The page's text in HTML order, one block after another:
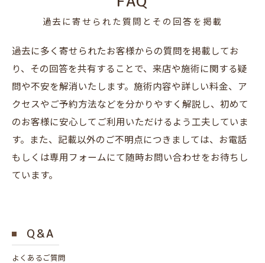
過去に寄せられた質問とその回答を掲載
過去に多く寄せられたお客様からの質問を掲載してお
り、その回答を共有することで、来店や施術に関する疑
問や不安を解消いたします。施術内容や詳しい料金、ア
クセスやご予約方法などを分かりやすく解説し、初めて
のお客様に安心してご利用いただけるよう工夫していま
す。また、記載以外のご不明点につきましては、お電話
もしくは専用フォームにて随時お問い合わせをお待ちし
ています。
Q＆A
よくあるご質問